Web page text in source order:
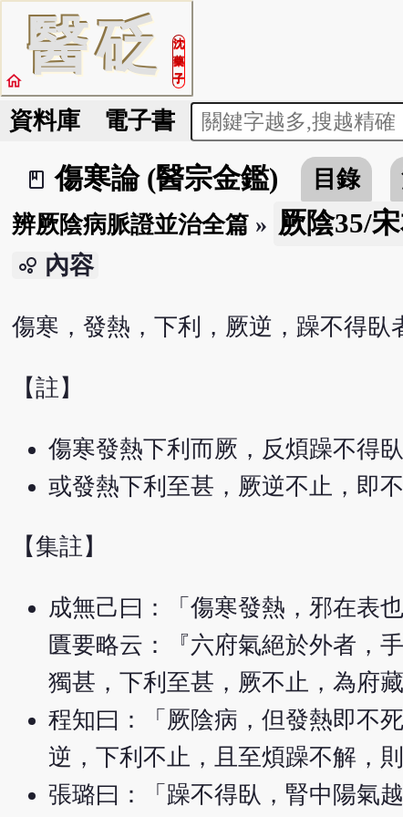
醫砭
沈
藥
子
home
資料庫 電子書
book_2
傷寒論 (醫宗金鑑) 目錄
辨厥陰病脈證並治全篇» 厥陰35/
bubble_chart 內容
傷寒，發熱，下利，厥逆，躁不得臥
【註】
傷寒發熱下利而厥，反煩躁不得
或發熱下利至甚，厥逆不止，即
【集註】
成無己曰：「傷寒發熱，邪在表
匱要略云：『六府氣絕於外者，
獨甚，下利至甚，厥不止，為府
程知曰：「厥陰病，但發熱即不
逆，下利不止，且至煩躁不解，
張璐曰：「躁不得臥，腎中陽氣